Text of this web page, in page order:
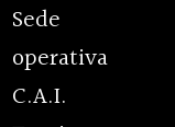
Sede
operativa
C.A.I.